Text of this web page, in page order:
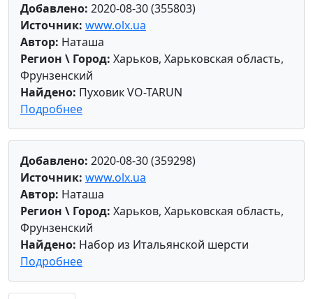
Добавлено: 2020-08-30 (355803)
Источник: www.olx.ua
Автор: Наташа
Регион \ Город: Харьков, Харьковская область,
Фрунзенский
Найдено: Пуховик VO-TARUN
Подробнее
Добавлено: 2020-08-30 (359298)
Источник: www.olx.ua
Автор: Наташа
Регион \ Город: Харьков, Харьковская область,
Фрунзенский
Найдено: Набор из Итальянской шерсти
Подробнее